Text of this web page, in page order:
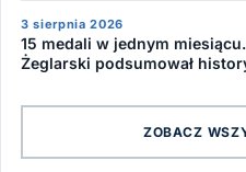
3 sierpnia 2026
15 medali w jednym
Żeglarski podsumował
ZOBACZ